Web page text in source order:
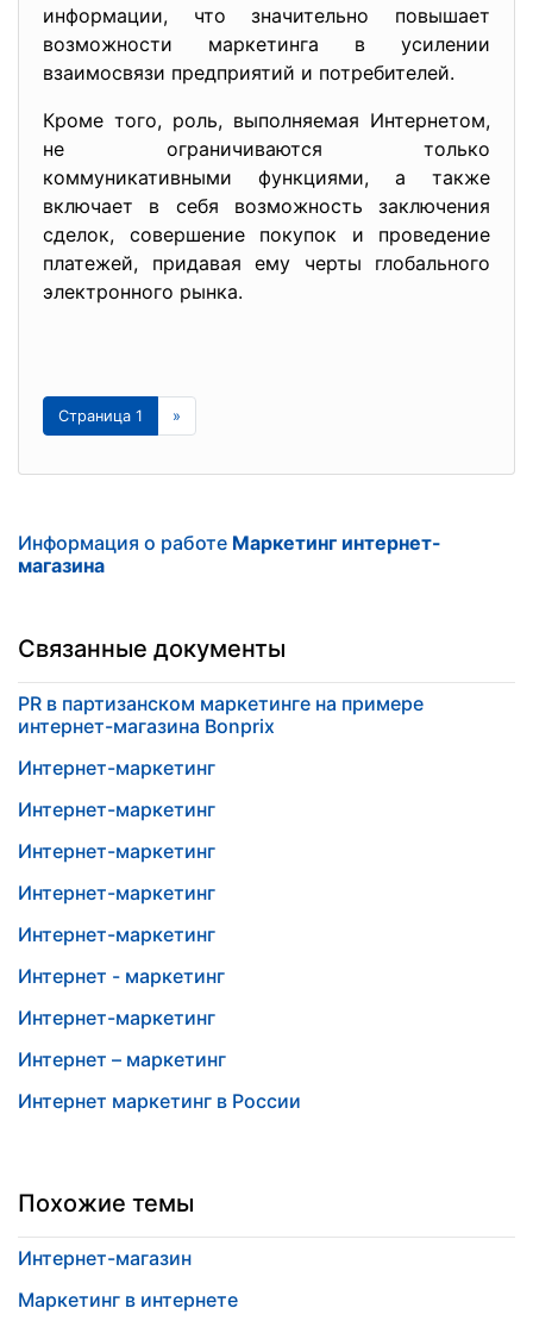
информации, что значительно повышает
возможности маркетинга в усилении
взаимосвязи предприятий и потребителей.
Кроме того, роль, выполняемая Интернетом,
не ограничиваются только
коммуникативными функциями, а также
включает в себя возможность заключения
сделок, совершение покупок и проведение
платежей, придавая ему черты глобального
электронного рынка.
Страница 1 »
Информация о работе Маркетинг интернет-
магазина
Связанные документы
PR в партизанском маркетинге на примере
интернет-магазина Bonprix
Интернет-маркетинг
Интернет-маркетинг
Интернет-маркетинг
Интернет-маркетинг
Интернет-маркетинг
Интернет - маркетинг
Интернет-маркетинг
Интернет – маркетинг
Интернет маркетинг в России
Похожие темы
Интернет-магазин
Маркетинг в интернете